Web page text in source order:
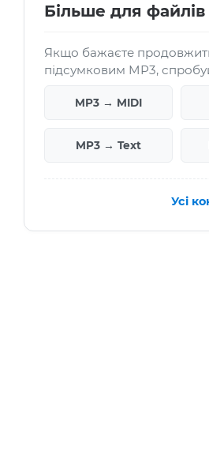
Більше для файлів
Якщо бажаєте
підсумковим MP3,
MP3 → MIDI
MP3 → Text
Усі